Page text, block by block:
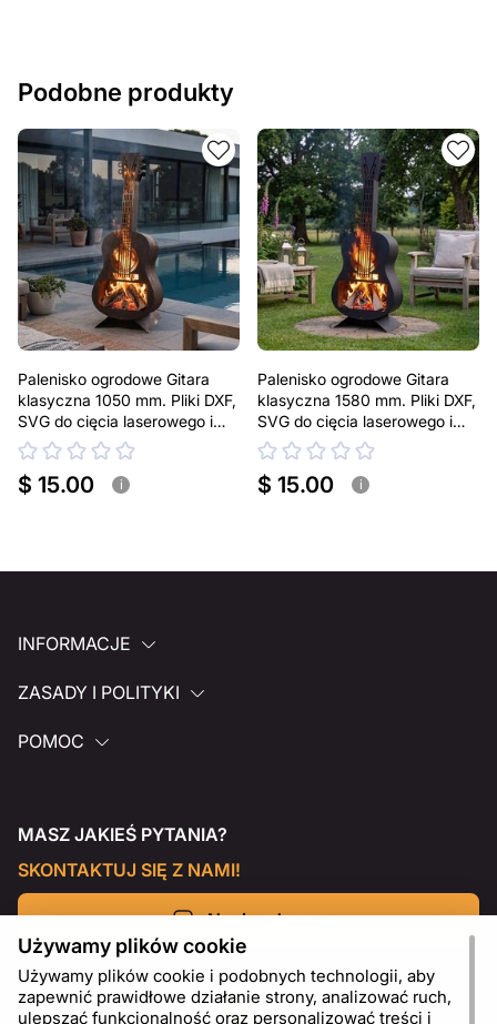
Podobne produkty
Palenisko ogrodowe Gitara
klasyczna 1050 mm. Pliki DXF,
SVG do cięcia laserowego i
plazmowego
$ 15.00 i
Palenisko ogrodowe Gitara
klasyczna 1580 mm. Pliki DXF,
SVG do cięcia laserowego i
plazmowego
$ 15.00 i
INFORMACJE
ZASADY I POLITYKI
POMOC
MASZ JAKIEŚ PYTANIA?
SKONTAKTUJ SIĘ Z NAMI!
Napisz do nas
Używamy plików cookie
Używamy plików cookie i podobnych technologii, aby
zapewnić prawidłowe działanie strony, analizować ruch,
ulepszać funkcjonalność oraz personalizować treści i